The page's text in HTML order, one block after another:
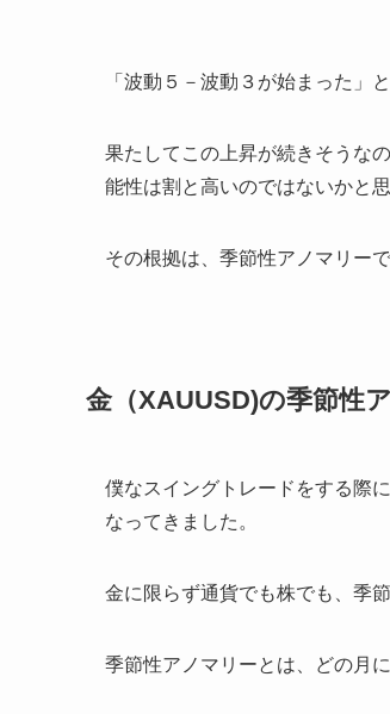
「波動５－波動３が始まった」
果たしてこの上昇が続きそうな
能性は割と高いのではないかと思
その根拠は、季節性アノマリーで
金（XAUUSD)の季節性
僕なスイングトレードをする際
なってきました。
金に限らず通貨でも株でも、季
季節性アノマリーとは、どの月